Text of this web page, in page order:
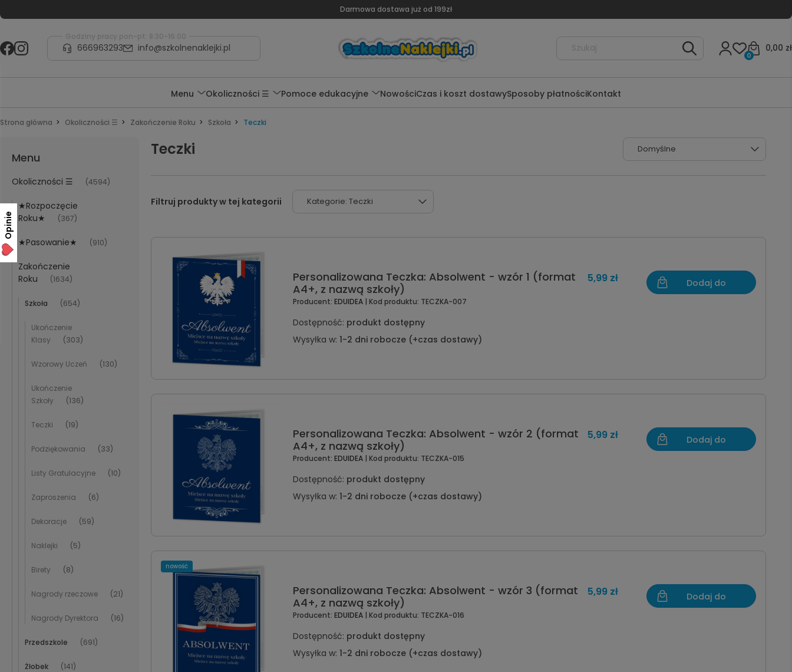
Darmowa dostawa już od 199zł
Godziny pracy pon-pt: 8:30-16:00
666963293 info@szkolnenaklejki.pl 0,00 zł
0
Menu Okoliczności ☰ Pomoce edukacyjne NowościCzas i koszt dostawySposoby płatnościKontakt
Strona główna Okoliczności ☰ Zakończenie Roku Szkoła Teczki
Menu
Okoliczności ☰ (4594)
★Rozpoczęcie
Roku★
(367)
★Pasowanie★ (910)
Zakończenie
Roku
(1634)
Szkoła (654)
Ukończenie
Klasy
(303)
Wzorowy Uczeń (130)
Ukończenie
Szkoły
(136)
Teczki (19)
Podziękowania (33)
Listy Gratulacyjne (10)
Zaproszenia (6)
Dekoracje (59)
Naklejki (5)
Birety (8)
Nagrody rzeczowe (21)
Nagrody Dyrektora (16)
Przedszkole (691)
Żłobek (141)
Teczki
Kategorie: Teczki
Personalizowana Teczka: Absolwent - wzór 1 (format
A4+, z nazwą szkoły)
Producent: EDUIDEA | Kod produktu: TECZKA-007
Dostępność: produkt dostępny
Wysyłka w: 1-2 dni robocze (+czas dostawy)
5,99 zł
Dodaj do
Personalizowana Teczka: Absolwent - wzór 2 (format
A4+, z nazwą szkoły)
Producent: EDUIDEA | Kod produktu: TECZKA-015
Dostępność: produkt dostępny
Wysyłka w: 1-2 dni robocze (+czas dostawy)
5,99 zł
Dodaj do
Personalizowana Teczka: Absolwent - wzór 3 (format
A4+, z nazwą szkoły)
Producent: EDUIDEA | Kod produktu: TECZKA-016
Dostępność: produkt dostępny
Wysyłka w: 1-2 dni robocze (+czas dostawy)
5,99 zł
Dodaj do
nowość
Opinie